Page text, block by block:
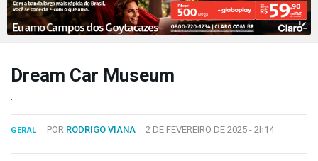
TV
Dream Car Museum
GERAL POR RODRIGO VIANA 2 DE FEVEREIRO DE 2025 - 2h14